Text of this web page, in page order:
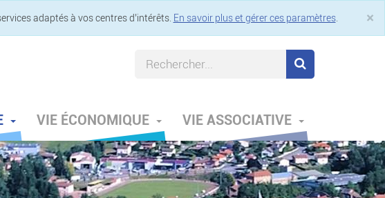
×
adaptés à vos centres d’intérêts. En savoir plus et gérer ces paramètres.
VIE ÉCONOMIQUE VIE ASSOCIATIVE